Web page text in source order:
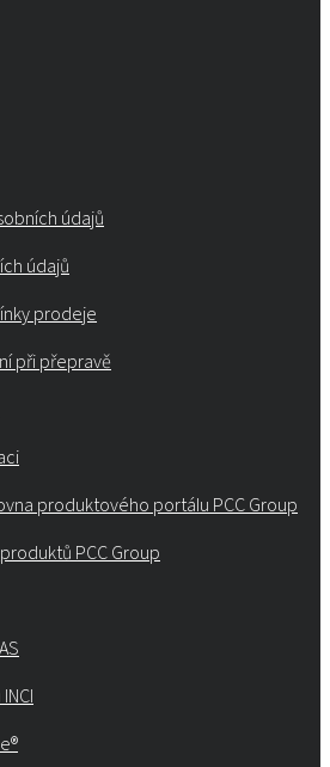
údajů
údajů
prodeje
při přepravě
produktového portálu PCC Group
PCC Group